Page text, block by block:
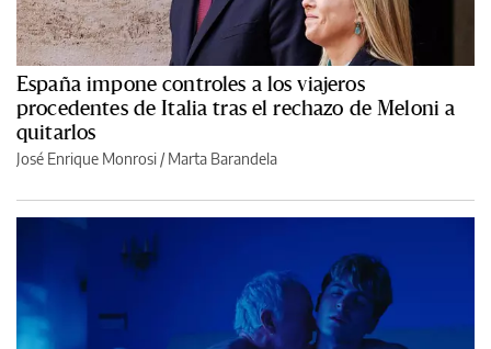
España impone controles a los viajeros
procedentes de Italia tras el rechazo de Meloni a
quitarlos
José Enrique Monrosi / Marta Barandela